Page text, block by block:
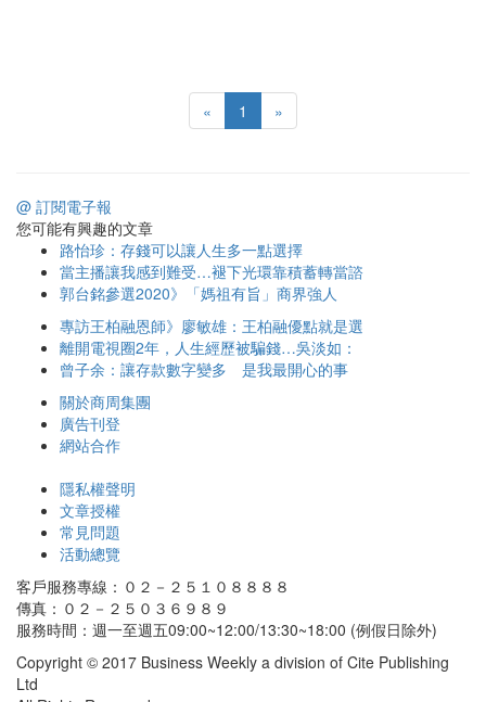
« 1 »
@ 訂閱電子報
您可能有興趣的文章
路怡珍：存錢可以讓人生多一點選擇
當主播讓我感到難受…褪下光環靠積蓄轉當諮
郭台銘參選2020》「媽祖有旨」商界強人
專訪王柏融恩師》廖敏雄：王柏融優點就是選
離開電視圈2年，人生經歷被騙錢…吳淡如：
曾子余：讓存款數字變多 是我最開心的事
關於商周集團
廣告刊登
網站合作
隱私權聲明
文章授權
常見問題
活動總覽
客戶服務專線：０２－２５１０８８８８
傳真：０２－２５０３６９８９
服務時間：週一至週五09:00~12:00/13:30~18:00 (例假日除外)
Copyright © 2017 Business Weekly a division of Cite Publishing
Ltd